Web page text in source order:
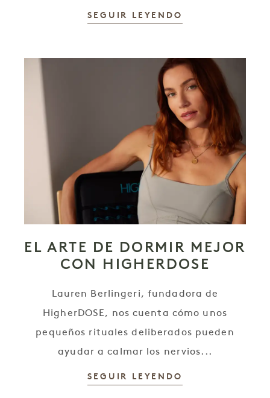
SEGUIR LEYENDO
EL ARTE DE DORMIR MEJOR
CON HIGHERDOSE
Lauren Berlingeri, fundadora de
HigherDOSE, nos cuenta cómo unos
pequeños rituales deliberados pueden
ayudar a calmar los nervios...
SEGUIR LEYENDO